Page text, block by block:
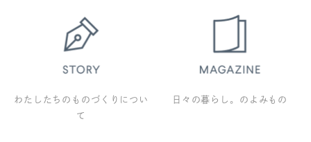
わたしたちのものづくりについ
て
日々の暮らし。のよみもの